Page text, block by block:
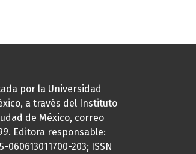
por la Universidad
a través del Instituto
de México, correo
Editora responsable:
203; ISSN